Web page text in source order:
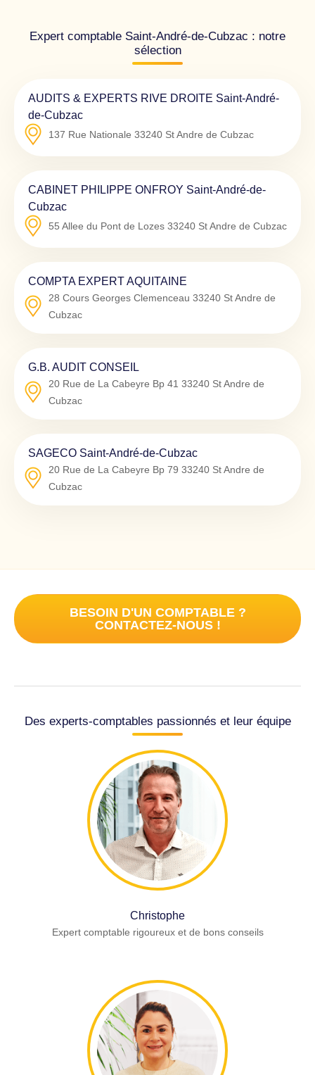
Expert comptable Saint-André-de-Cubzac : notre
sélection
AUDITS & EXPERTS RIVE DROITE Saint-André-
de-Cubzac
137 Rue Nationale 33240 St Andre de Cubzac
CABINET PHILIPPE ONFROY Saint-André-de-
Cubzac
55 Allee du Pont de Lozes 33240 St Andre de Cubzac
COMPTA EXPERT AQUITAINE
28 Cours Georges Clemenceau 33240 St Andre de
Cubzac
G.B. AUDIT CONSEIL
20 Rue de La Cabeyre Bp 41 33240 St Andre de
Cubzac
SAGECO Saint-André-de-Cubzac
20 Rue de La Cabeyre Bp 79 33240 St Andre de
Cubzac
BESOIN D'UN COMPTABLE ?
CONTACTEZ-NOUS !
Des experts-comptables passionnés et leur équipe
Christophe
Expert comptable rigoureux et de bons conseils